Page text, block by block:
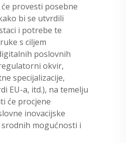
provesti posebne
bi se utvrdili
i potrebe te
s ciljem
poslovnih
okvir,
specijalizacije,
EU-a, itd.), na temelju
će procjene
inovacijske
mogućnosti i